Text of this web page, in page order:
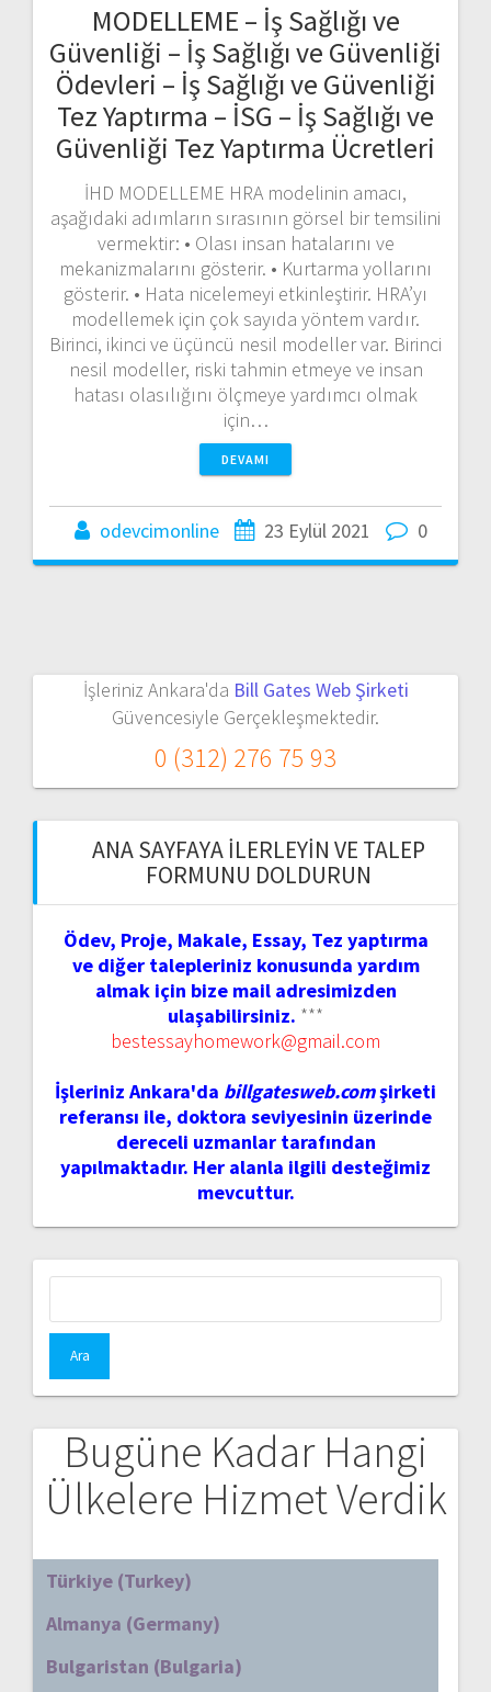
MODELLEME – İş Sağlığı ve
Güvenliği – İş Sağlığı ve Güvenliği
Ödevleri – İş Sağlığı ve Güvenliği
Tez Yaptırma – İSG – İş Sağlığı ve
Güvenliği Tez Yaptırma Ücretleri
İHD MODELLEME HRA modelinin amacı,
aşağıdaki adımların sırasının görsel bir temsilini
vermektir: • Olası insan hatalarını ve
mekanizmalarını gösterir. • Kurtarma yollarını
gösterir. • Hata nicelemeyi etkinleştirir. HRA’yı
modellemek için çok sayıda yöntem vardır.
Birinci, ikinci ve üçüncü nesil modeller var. Birinci
nesil modeller, riski tahmin etmeye ve insan
hatası olasılığını ölçmeye yardımcı olmak
için…
DEVAMI
odevcimonline 23 Eylül 2021 0
İşleriniz Ankara'da Bill Gates Web Şirketi
Güvencesiyle Gerçekleşmektedir.
0 (312) 276 75 93
ANA SAYFAYA İLERLEYIN VE TALEP
FORMUNU DOLDURUN
Ödev, Proje, Makale, Essay, Tez yaptırma
ve diğer talepleriniz konusunda yardım
almak için bize mail adresimizden
ulaşabilirsiniz. ***
bestessayhomework@gmail.com
İşleriniz Ankara'da billgatesweb.comşirketi
referansı ile, doktora seviyesinin üzerinde
dereceli uzmanlar tarafından
yapılmaktadır. Her alanla ilgili desteğimiz
mevcuttur.
Bugüne Kadar Hangi
Ülkelere Hizmet Verdik
Türkiye (Turkey)
Almanya (Germany)
Bulgaristan (Bulgaria)